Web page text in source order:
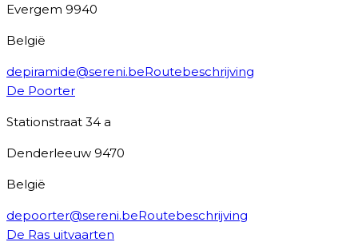
Evergem 9940
België
depiramide@sereni.beRoutebeschrijving
De Poorter
Stationstraat 34 a
Denderleeuw 9470
België
depoorter@sereni.beRoutebeschrijving
De Ras uitvaarten